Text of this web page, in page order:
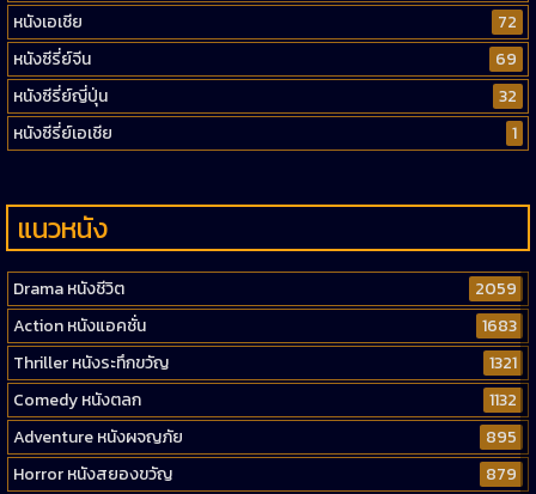
หนังเอเชีย
72
หนังซีรี่ย์จีน
69
หนังซีรี่ย์ญี่ปุ่น
32
หนังซีรี่ย์เอเชีย
1
แนวหนัง
Drama หนังชีวิต
2059
Action หนังแอคชั่น
1683
Thriller หนังระทึกขวัญ
1321
Comedy หนังตลก
1132
Adventure หนังผจญภัย
895
Horror หนังสยองขวัญ
879